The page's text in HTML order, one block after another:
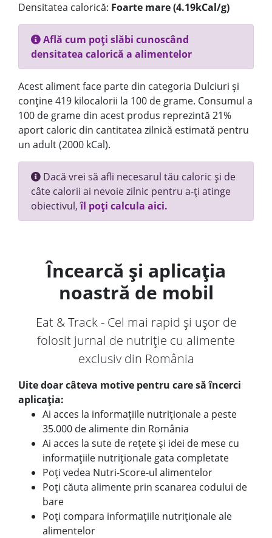
Densitatea calorică: Foarte mare (4.19kCal/g)
Află cum poți slăbi cunoscând
densitatea calorică a alimentelor
Acest aliment face parte din categoria Dulciuri și
conține 419 kilocalorii la 100 de grame. Consumul a
100 de grame din acest produs reprezintă 21%
aport caloric din cantitatea zilnică estimată pentru
un adult (2000 kCal).
Dacă vrei să afli necesarul tău caloric și de
câte calorii ai nevoie zilnic pentru a-ți atinge
obiectivul,îl poți calcula aici.
Încearcă și aplicația
noastră de mobil
Eat & Track - Cel mai rapid și ușor de
folosit jurnal de nutriție cu alimente
exclusiv din România
Uite doar câteva motive pentru care să încerci
aplicația:
Ai acces la informațiile nutriționale a peste
35.000 de alimente din România
Ai acces la sute de rețete și idei de mese cu
informațiile nutriționale gata completate
Poți vedea Nutri-Score-ul alimentelor
Poți căuta alimente prin scanarea codului de
bare
Poți compara informațiile nutriționale ale
alimentelor